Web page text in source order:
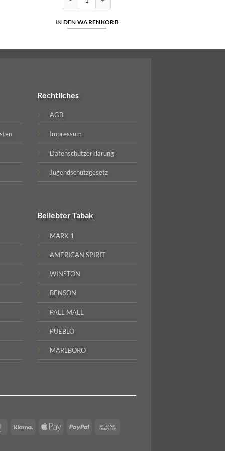
IN DEN WARENKORB
Rechtliches
AGB
Impressum
Datenschutzerklärung
Jugendschutzgesetz
BeliebterTabak
MARK 1
AMERICAN SPIRIT
WINSTON
BENSON
PALL MALL
PUEBLO
MARLBORO
MasterCardKlarna
Apple
PayPal